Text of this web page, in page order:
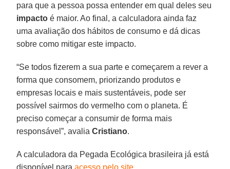
para que a pessoa possa entender em qual deles seu
impacto é maior. Ao final, a calculadora ainda faz
uma avaliação dos hábitos de consumo e dá dicas
sobre como mitigar este impacto.
“Se todos fizerem a sua parte e começarem a rever a
forma que consomem, priorizando produtos e
empresas locais e mais sustentáveis, pode ser
possível sairmos do vermelho com o planeta. É
preciso começar a consumir de forma mais
responsável”, avalia Cristiano.
A calculadora da Pegada Ecológica brasileira já está
disponível paraacesso pelo site.